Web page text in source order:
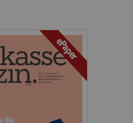
ePaper